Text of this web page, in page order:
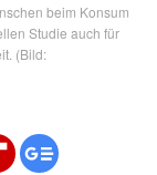
beim Konsum
Studie auch für
(Bild: